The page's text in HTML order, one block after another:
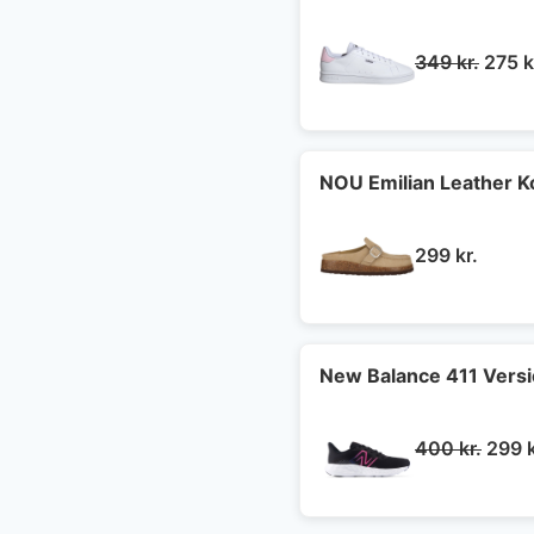
349kr. Den
349
275
NOU Emilian Leather
299 kr.
New Balance 411
400kr. Den
299